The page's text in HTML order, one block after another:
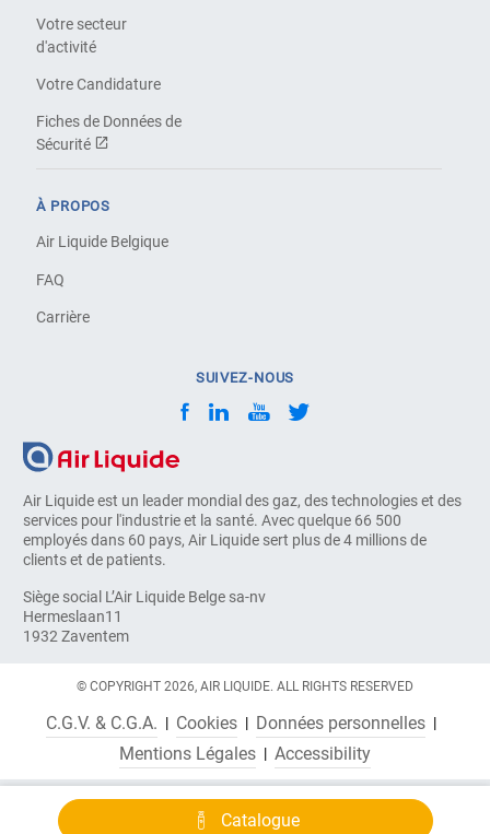
Catalogue
Air Liquide est un leader mondial des gaz, des technologies et des
services pour l'industrie et la santé. Avec quelque 66 500
employés dans 60 pays, Air Liquide sert plus de 4 millions de
clients et de patients.
Siège social L’Air Liquide Belge sa-nv
Hermeslaan11
1932 Zaventem
Votre secteur
d'activité
Votre Candidature
Fiches de Données de
Sécurité
À PROPOS
Air Liquide Belgique
FAQ
Carrière
SUIVEZ-NOUS
© COPYRIGHT 2026, AIR LIQUIDE. ALL RIGHTS RESERVED
C.G.V. & C.G.A. Cookies
Données personnelles
Mentions Légales
Accessibility